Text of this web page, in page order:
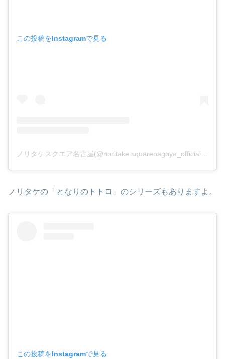
この投稿をInstagramで見る
ノリタケスクエア名古屋(@noritake.squarenagoya_official)がシェアした投稿
ノリタケの「となりのトトロ」のシリーズもありますよ。
この投稿をInstagramで見る